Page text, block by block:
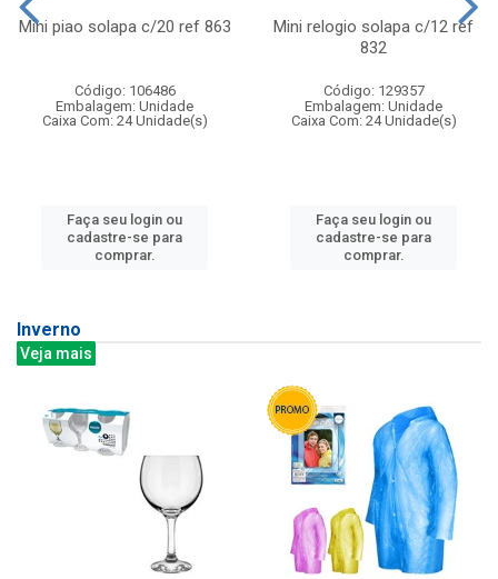
Mini piao solapa c/20 ref 863
Código: 106486
Embalagem: Unidade
Caixa Com: 24 Unidade(s)
Faça seu login ou
cadastre-se para
comprar.
Mini relogio solapa c/12 ref
832
Código: 129357
Embalagem: Unidade
Caixa Com: 24 Unidade(s)
Faça seu login ou
cadastre-se para
comprar.
Inverno
Veja mais